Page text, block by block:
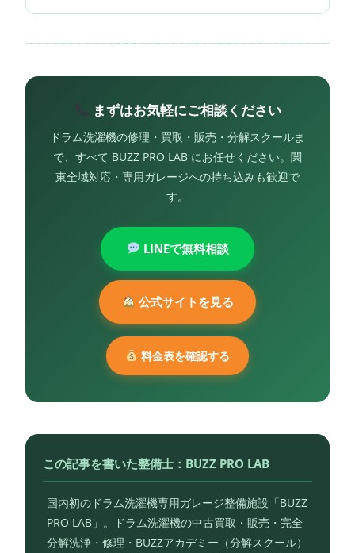
まずはお気軽にご相談ください
ドラム洗濯機の修理・買取・販売・分解スクールま
で、すべて BUZZ PRO LAB にお任せください。関
東全域対応・専用ガレージへの持ち込みも歓迎で
す。
LINEで無料相談
公式サイトを見る
料金表を確認する
この記事を書いた整備士：BUZZ PRO LAB
国内初のドラム洗濯機専用ガレージ整備施設「BUZZ
PRO LAB」。ドラム洗濯機の中古買取・販売・完全
分解洗浄・修理・BUZZアカデミー（分解スクール）